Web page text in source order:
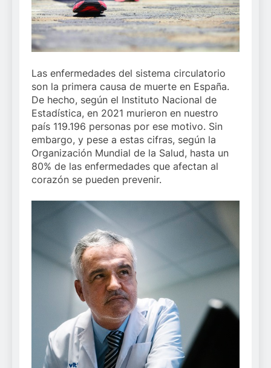
Las enfermedades del sistema circulatorio
son la primera causa de muerte en España.
De hecho, según el Instituto Nacional de
Estadística, en 2021 murieron en nuestro
país 119.196 personas por ese motivo. Sin
embargo, y pese a estas cifras, según la
Organización Mundial de la Salud, hasta un
80% de las enfermedades que afectan al
corazón se pueden prevenir.